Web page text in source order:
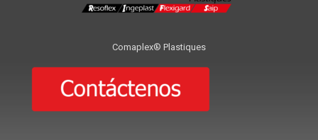
Comaplex® Plastiques